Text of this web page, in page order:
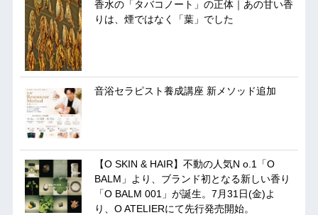
香水の「タバコノート」の正体｜あの甘い香
りは、煙ではなく「葉」でした
音浴セラピスト養成講座 新メソッド追加
【O SKIN & HAIR】不動の人気N o.1「O
BALM」より、ブランド初となる新しい香り
「O BALM 001」が誕生。7月31日(金)よ
り、O ATELIERにて先行発売開始。